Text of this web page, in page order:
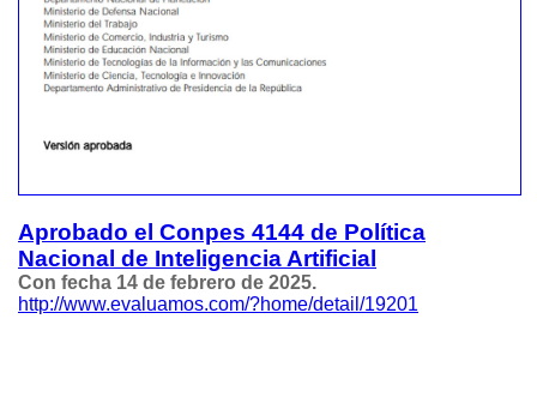
Aprobado el Conpes 4144 de Política
Nacional de Inteligencia Artificial
Con fecha 14 de febrero de 2025.
http://www.evaluamos.com/?home/detail/19201